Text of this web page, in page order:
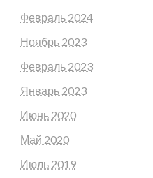
Февраль 2024
Ноябрь 2023
Февраль 2023
Январь 2023
Июнь 2020
Май 2020
Июль 2019